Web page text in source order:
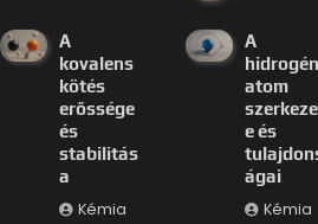
A
kovalens
kötés
erőssége
és
stabilitás
a
Kémia
A
hidrogén
atom
e és
ágai
Kémia